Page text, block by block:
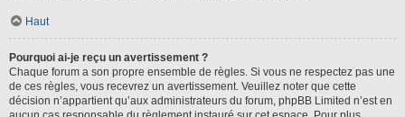
Haut
Pourquoi ai-je reçu un avertissement ?
Chaque forum a son propre ensemble de règles. Si vous ne respectez pas une
de ces règles, vous recevrez un avertissement. Veuillez noter que cette
décision n’appartient qu’aux administrateurs du forum, phpBB Limited n’est en